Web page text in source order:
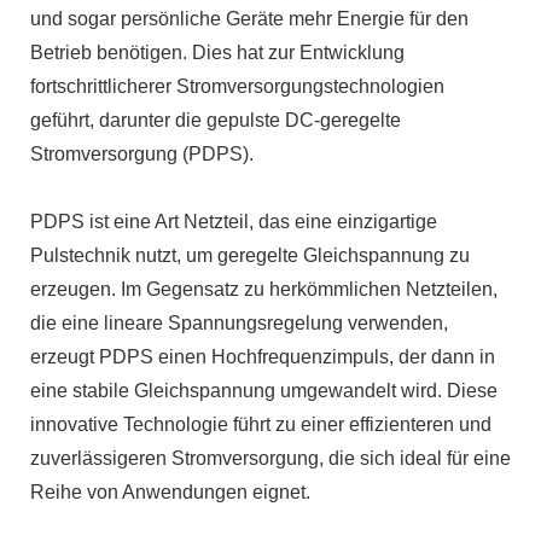
und sogar persönliche Geräte mehr Energie für den
Betrieb benötigen. Dies hat zur Entwicklung
fortschrittlicherer Stromversorgungstechnologien
geführt, darunter die gepulste DC-geregelte
Stromversorgung (PDPS).
PDPS ist eine Art Netzteil, das eine einzigartige
Pulstechnik nutzt, um geregelte Gleichspannung zu
erzeugen. Im Gegensatz zu herkömmlichen Netzteilen,
die eine lineare Spannungsregelung verwenden,
erzeugt PDPS einen Hochfrequenzimpuls, der dann in
eine stabile Gleichspannung umgewandelt wird. Diese
innovative Technologie führt zu einer effizienteren und
zuverlässigeren Stromversorgung, die sich ideal für eine
Reihe von Anwendungen eignet.